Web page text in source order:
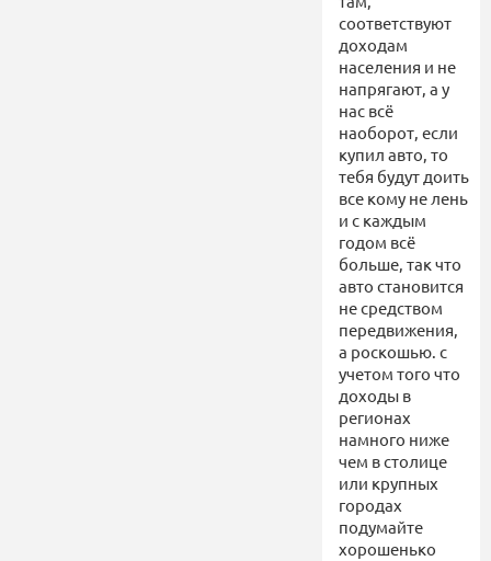
соответствуют
доходам
населения и не
напрягают, а у
нас всё
наоборот, если
купил авто, то
тебя будут доить
все кому не лень
и с каждым
годом всё
больше, так что
авто становится
не средством
передвижения,
а роскошью. с
учетом того что
доходы в
регионах
намного ниже
чем в столице
или крупных
городах
подумайте
хорошенько